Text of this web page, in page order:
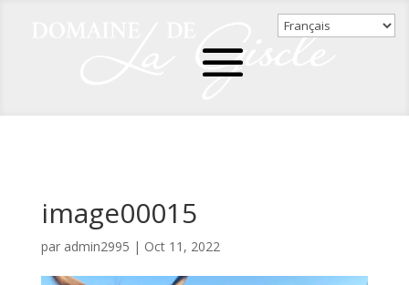
image00015
par admin2995 | Oct 11, 2022